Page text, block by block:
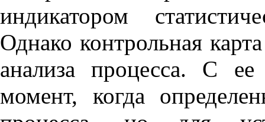
индикатором
Однако контрольная
анализа процесса. С
момент, когда